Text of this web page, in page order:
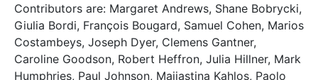
Contributors are: Margaret Andrews, Shane Bobrycki,
Giulia Bordi, François Bougard, Samuel Cohen, Marios
Costambeys, Joseph Dyer, Clemens Gantner,
Caroline Goodson, Robert Heffron, Julia Hillner, Mark
Humphries, Paul Johnson, Maijastina Kahlos, Paolo